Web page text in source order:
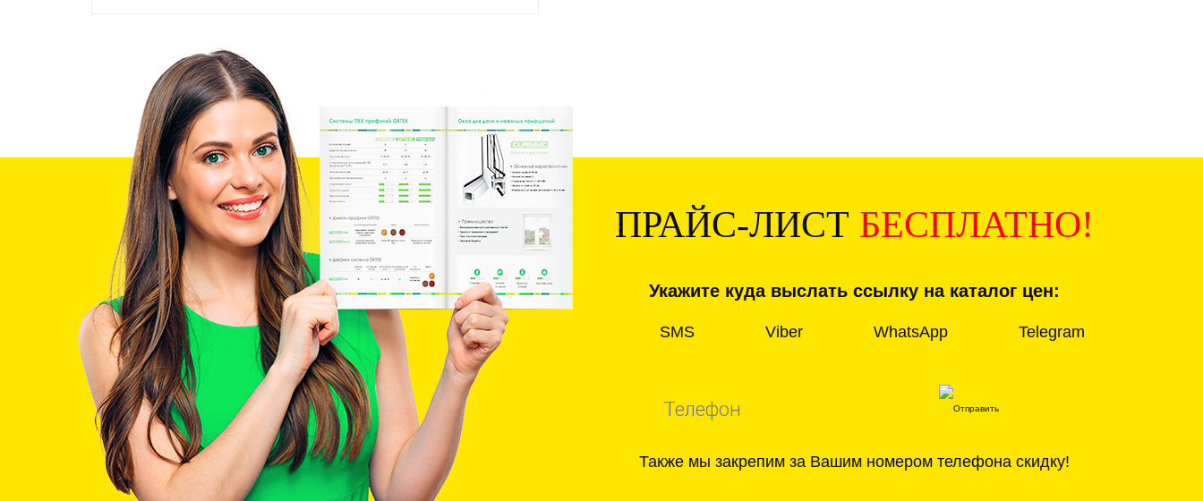
ПРАЙС-ЛИСТ БЕСПЛАТНО!
Укажите куда выслать ссылку на каталог цен:
SMS Viber WhatsApp Telegram
Также мы закрепим за Вашим номером телефона скидку!